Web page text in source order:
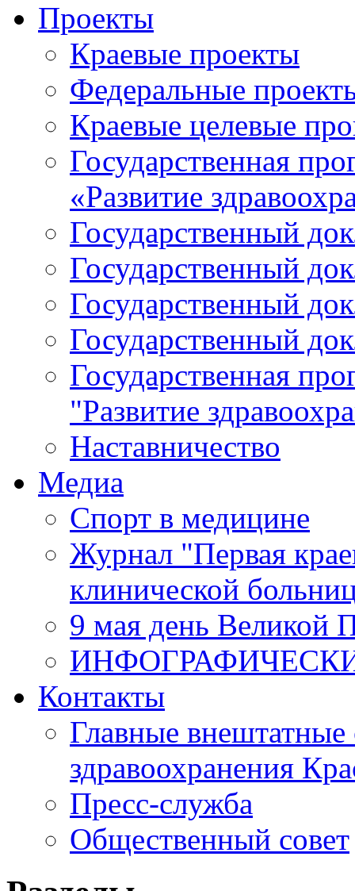
Проекты
Краевые проекты
Федеральные
Краевые целевые
Государственная
«Развитие
Государственный
Государственный
Государственный
Государственный
Государственная
"Развитие
Наставничество
Медиа
Спорт в медицине
Журнал "Первая
клинической
9 мая день Великой
Контакты
Главные внештатные
здравоохранения
Пресс-служба
Общественный совет